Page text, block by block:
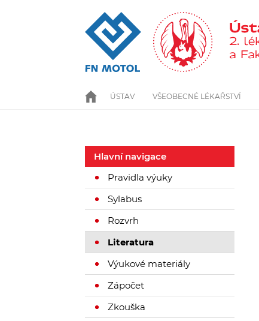
ÚVOD
ÚSTAV VŠEOBECNÉ LÉKAŘSTVÍ
Hlavní navigace
Pravidla výuky
Sylabus
Rozvrh
Literatura
Výukové materiály
Zápočet
Zkouška